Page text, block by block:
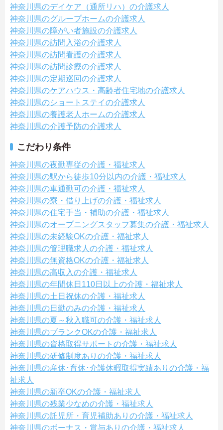
神奈川県のデイケア（通所リハ）の介護求人
神奈川県のグループホームの介護求人
神奈川県の障がい者施設の介護求人
神奈川県の訪問入浴の介護求人
神奈川県の訪問看護の介護求人
神奈川県の訪問診療の介護求人
神奈川県の定期巡回の介護求人
神奈川県のケアハウス・高齢者住宅地の介護求人
神奈川県のショートステイの介護求人
神奈川県の養護老人ホームの介護求人
神奈川県の介護予防の介護求人
こだわり条件
神奈川県の夜勤専従の介護・福祉求人
神奈川県の駅から徒歩10分以内の介護・福祉求人
神奈川県の車通勤可の介護・福祉求人
神奈川県の寮・借り上げの介護・福祉求人
神奈川県の住宅手当・補助の介護・福祉求人
神奈川県のオープニングスタッフ募集の介護・福祉求人
神奈川県の未経験OKの介護・福祉求人
神奈川県の管理職求人の介護・福祉求人
神奈川県の無資格OKの介護・福祉求人
神奈川県の高収入の介護・福祉求人
神奈川県の年間休日110日以上の介護・福祉求人
神奈川県の土日祝休の介護・福祉求人
神奈川県の日勤のみの介護・福祉求人
神奈川県の夏～秋入職可の介護・福祉求人
神奈川県のブランクOKの介護・福祉求人
神奈川県の資格取得サポートの介護・福祉求人
神奈川県の研修制度ありの介護・福祉求人
神奈川県の産休･育休･介護休暇取得実績ありの介護・福
祉求人
神奈川県の新卒OKの介護・福祉求人
神奈川県の残業少なめの介護・福祉求人
神奈川県の託児所・育児補助ありの介護・福祉求人
神奈川県のボーナス・賞与ありの介護・福祉求人